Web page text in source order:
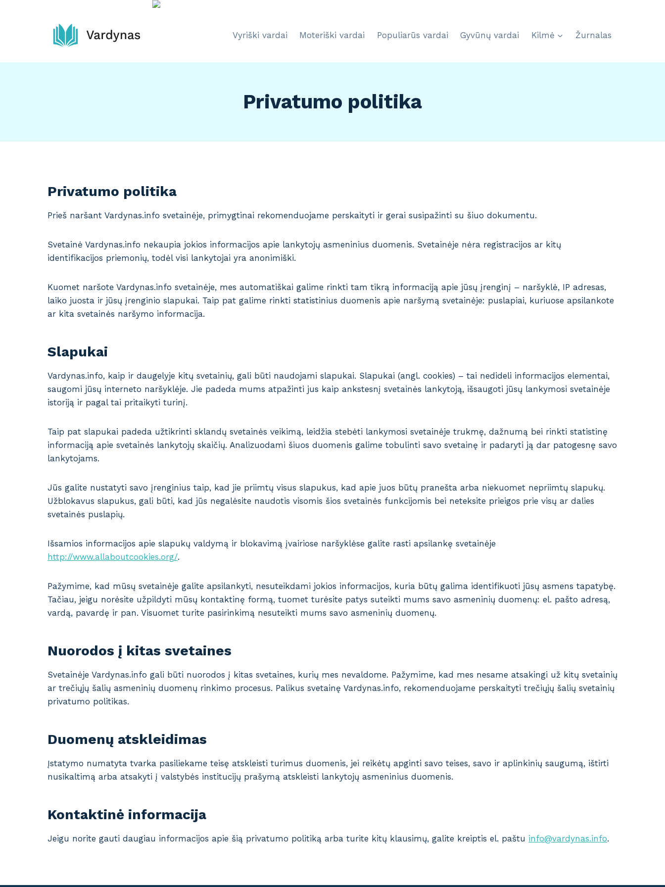
Vyriški vardai Moteriški vardai Populiarūs vardai Gyvūnų vardai Kilmė Žurnalas
Privatumo politika
Privatumo politika
Prieš naršant Vardynas.info svetainėje, primygtinai rekomenduojame perskaityti ir gerai susipažinti su šiuo dokumentu.
Svetainė Vardynas.info nekaupia jokios informacijos apie lankytojų asmeninius duomenis. Svetainėje nėra registracijos ar kitų
identifikacijos priemonių, todėl visi lankytojai yra anonimiški.
Kuomet naršote Vardynas.info svetainėje, mes automatiškai galime rinkti tam tikrą informaciją apie jūsų įrenginį – naršyklė, IP adresas,
laiko juosta ir jūsų įrenginio slapukai. Taip pat galime rinkti statistinius duomenis apie naršymą svetainėje: puslapiai, kuriuose apsilankote
ar kita svetainės naršymo informacija.
Slapukai
Vardynas.info, kaip ir daugelyje kitų svetainių, gali būti naudojami slapukai. Slapukai (angl. cookies) – tai nedideli informacijos elementai,
saugomi jūsų interneto naršyklėje. Jie padeda mums atpažinti jus kaip ankstesnį svetainės lankytoją, išsaugoti jūsų lankymosi svetainėje
istoriją ir pagal tai pritaikyti turinį.
Taip pat slapukai padeda užtikrinti sklandų svetainės veikimą, leidžia stebėti lankymosi svetainėje trukmę, dažnumą bei rinkti statistinę
informaciją apie svetainės lankytojų skaičių. Analizuodami šiuos duomenis galime tobulinti savo svetainę ir padaryti ją dar patogesnę savo
lankytojams.
Jūs galite nustatyti savo įrenginius taip, kad jie priimtų visus slapukus, kad apie juos būtų pranešta arba niekuomet nepriimtų slapukų.
Užblokavus slapukus, gali būti, kad jūs negalėsite naudotis visomis šios svetainės funkcijomis bei neteksite prieigos prie visų ar dalies
svetainės puslapių.
Išsamios informacijos apie slapukų valdymą ir blokavimą įvairiose naršyklėse galite rasti apsilankę svetainėje
http://www.allaboutcookies.org/.
Pažymime, kad mūsų svetainėje galite apsilankyti, nesuteikdami jokios informacijos, kuria būtų galima identifikuoti jūsų asmens tapatybę.
Tačiau, jeigu norėsite užpildyti mūsų kontaktinę formą, tuomet turėsite patys suteikti mums savo asmeninių duomenų: el. pašto adresą,
vardą, pavardę ir pan. Visuomet turite pasirinkimą nesuteikti mums savo asmeninių duomenų.
Nuorodos į kitas svetaines
Svetainėje Vardynas.info gali būti nuorodos į kitas svetaines, kurių mes nevaldome. Pažymime, kad mes nesame atsakingi už kitų svetainių
ar trečiųjų šalių asmeninių duomenų rinkimo procesus. Palikus svetainę Vardynas.info, rekomenduojame perskaityti trečiųjų šalių svetainių
privatumo politikas.
Duomenų atskleidimas
Įstatymo numatyta tvarka pasiliekame teisę atskleisti turimus duomenis, jei reikėtų apginti savo teises, savo ir aplinkinių saugumą, ištirti
nusikaltimą arba atsakyti į valstybės institucijų prašymą atskleisti lankytojų asmeninius duomenis.
Kontaktinė informacija
Jeigu norite gauti daugiau informacijos apie šią privatumo politiką arba turite kitų klausimų, galite kreiptis el. paštu info@vardynas.info.